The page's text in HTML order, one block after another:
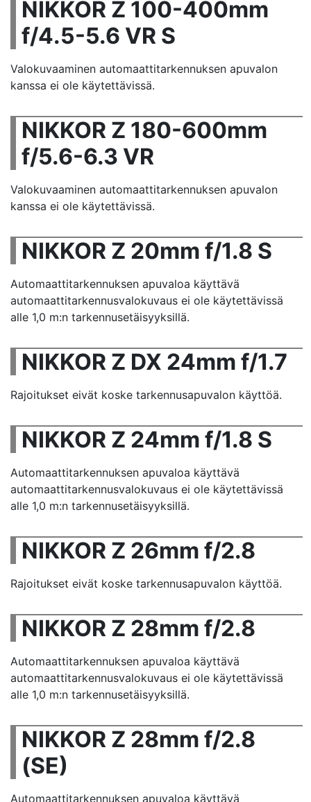
NIKKOR Z 100-400mm
f/4.5-5.6 VR S
Valokuvaaminen automaattitarkennuksen apuvalon
kanssa ei ole käytettävissä.
NIKKOR Z 180-600mm
f/5.6-6.3 VR
Valokuvaaminen automaattitarkennuksen apuvalon
kanssa ei ole käytettävissä.
NIKKOR Z 20mm f/1.8 S
Automaattitarkennuksen apuvaloa käyttävä
automaattitarkennusvalokuvaus ei ole käytettävissä
alle 1,0 m:n tarkennusetäisyyksillä.
NIKKOR Z DX 24mm f/1.7
Rajoitukset eivät koske tarkennusapuvalon käyttöä.
NIKKOR Z 24mm f/1.8 S
Automaattitarkennuksen apuvaloa käyttävä
automaattitarkennusvalokuvaus ei ole käytettävissä
alle 1,0 m:n tarkennusetäisyyksillä.
NIKKOR Z 26mm f/2.8
Rajoitukset eivät koske tarkennusapuvalon käyttöä.
NIKKOR Z 28mm f/2.8
Automaattitarkennuksen apuvaloa käyttävä
automaattitarkennusvalokuvaus ei ole käytettävissä
alle 1,0 m:n tarkennusetäisyyksillä.
NIKKOR Z 28mm f/2.8
(SE)
Automaattitarkennuksen apuvaloa käyttävä